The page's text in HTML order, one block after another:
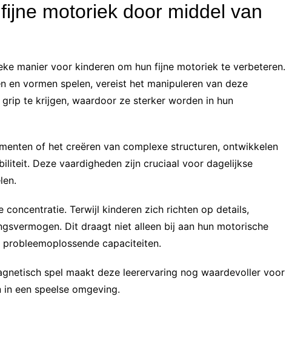
motoriek door middel van
manier voor kinderen om hun fijne motoriek te verbeteren.
en vormen spelen, vereist het manipuleren van deze
te krijgen, waardoor ze sterker worden in hun
of het creëren van complexe structuren, ontwikkelen
Deze vaardigheden zijn cruciaal voor dagelijkse
concentratie. Terwijl kinderen zich richten op details,
Dit draagt niet alleen bij aan hun motorische
capaciteiten.
spel maakt deze leerervaring nog waardevoller voor
een speelse omgeving.